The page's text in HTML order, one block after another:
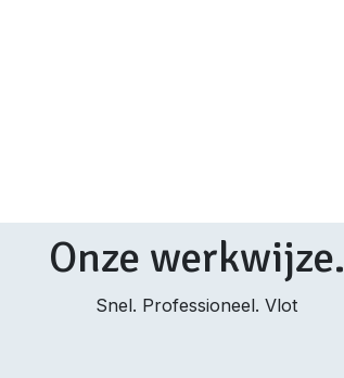
Onze werkwijze.
Snel. Professioneel. Vlot